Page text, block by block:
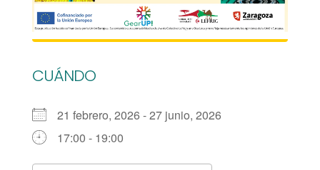
CUÁNDO
21 febrero, 2026 - 27 junio, 2026
17:00 - 19:00